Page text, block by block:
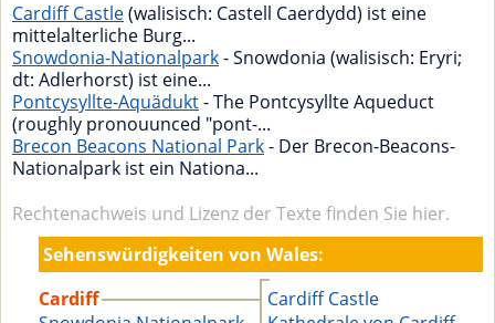
Cardiff Castle(walisisch: Castell Caerdydd) ist eine
mittelalterliche Burg...
Snowdonia-Nationalpark- Snowdonia (walisisch: Eryri;
dt: Adlerhorst) ist eine...
Pontcysyllte-Aquädukt- The Pontcysyllte Aqueduct
(roughly pronouunced "pont-...
Brecon Beacons National Park- Der Brecon-Beacons-
Nationalpark ist ein Nationa...
Rechtenachweis und Lizenz der Texte finden Sie hier.
Sehenswürdigkeiten von Wales:
Cardiff
Cardiff Castle